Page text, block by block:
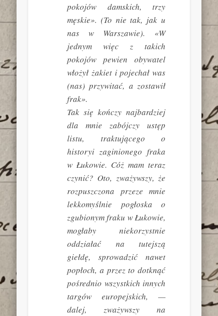
pokojów damskich, trzy
męskie». (To nie tak, jak u
nas w Warszawie). «W
jednym więc z takich
pokojów pewien obywatel
włożył żakiet i pojechał was
(nas) przywitać, a zostawił
frak».
Tak się kończy najbardziej
dla mnie zabójczy ustęp
listu, traktującego o
historyi zaginionego fraka
w Łukowie. Cóż mam teraz
czynić? Oto, zważywszy, że
rozpuszczona przeze mnie
lekkomyślnie pogłoska o
zgubionym fraku w Łukowie,
mogłaby niekorzystnie
oddziałać na tutejszą
giełdę, sprowadzić nawet
popłoch, a przez to dotknąć
pośrednio wszystkich innych
targów europejskich, —
dalej, zważywszy na